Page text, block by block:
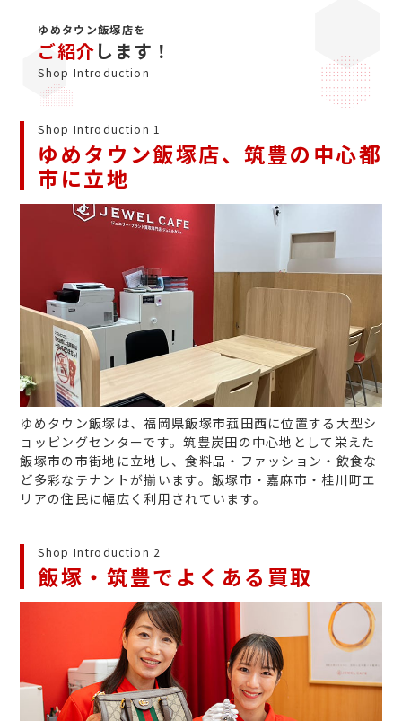
ゆめタウン飯塚店を
ご紹介します！
Shop Introduction
Shop Introduction 1
ゆめタウン飯塚店、筑豊の中心都
市に立地
ゆめタウン飯塚は、福岡県飯塚市菰田西に位置する大型シ
ョッピングセンターです。筑豊炭田の中心地として栄えた
飯塚市の市街地に立地し、食料品・ファッション・飲食な
ど多彩なテナントが揃います。飯塚市・嘉麻市・桂川町エ
リアの住民に幅広く利用されています。
Shop Introduction 2
飯塚・筑豊でよくある買取